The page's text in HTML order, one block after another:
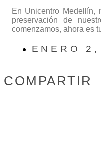
En Unicentro Medellín,
preservación de
comenzamos, ahora es
ENERO
COMPARTIR